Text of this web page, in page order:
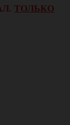
ТОЛЬКО